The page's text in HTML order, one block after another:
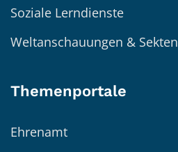
Soziale Lerndienste
Weltanschauungen & Sekten
Themenportale
Ehrenamt